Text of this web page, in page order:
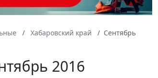
Хабаровский край
Сентябрь
2016